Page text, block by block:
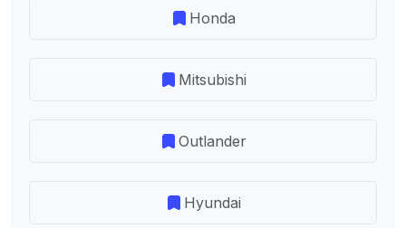
Honda
Mitsubishi
Outlander
Hyundai